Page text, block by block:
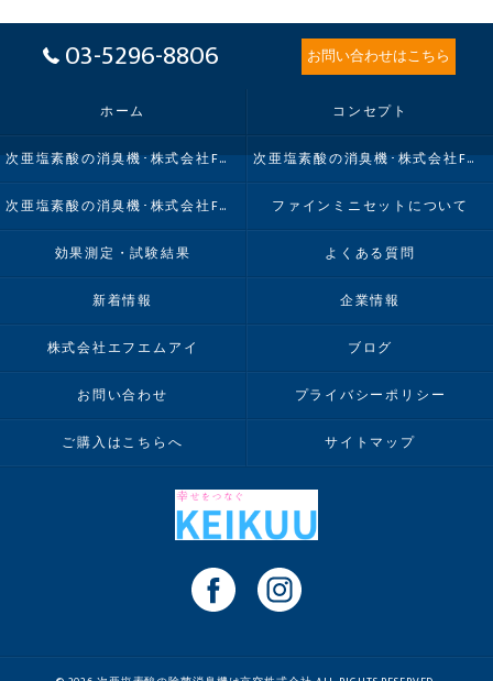
03-5296-8806 お問い合わせはこちら
ホーム コンセプト
次亜塩素酸の消臭機･株式会社FMIの口コミ情報 次亜塩素酸の消臭機･株式会社FMIの評判
次亜塩素酸の消臭機･株式会社FMIのお客様の声 ファインミニセットについて
効果測定・試験結果 よくある質問
新着情報 企業情報
株式会社エフエムアイ ブログ
お問い合わせ プライバシーポリシー
ご購入はこちらへ サイトマップ